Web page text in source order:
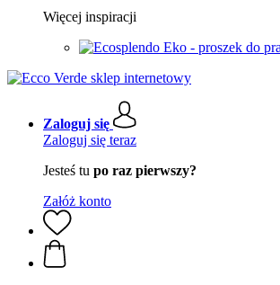
Więcej inspiracji
Eko - proszek do
Zaloguj się
Zaloguj się teraz
Jesteś tu po raz pierwszy?
Załóż konto